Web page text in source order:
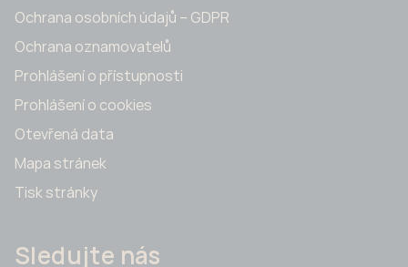
Ochrana osobních údajů – GDPR
Ochrana oznamovatelů
Prohlášení o přístupnosti
Prohlášení o cookies
Otevřená data
Mapa stránek
Tisk stránky
Sledujte nás